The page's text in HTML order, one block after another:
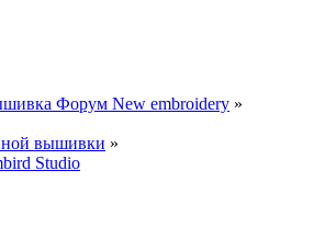
Форум New embroidery »
вышивки »
Studio